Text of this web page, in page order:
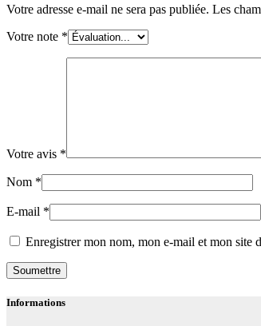
Votre adresse e-mail ne sera pas publiée. Les
Votre note *
Votre avis *
Nom *
E-mail *
Enregistrer mon nom, mon e-mail et mon site
Soumettre
Informations